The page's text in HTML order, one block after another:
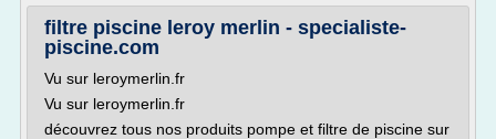
filtre piscine leroy merlin - specialiste-
piscine.com
Vu sur leroymerlin.fr
Vu sur leroymerlin.fr
découvrez tous nos produits pompe et filtre de piscine sur